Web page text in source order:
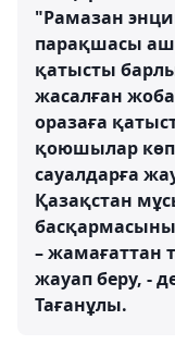
"Рамазан
парақшасы
қатысты
жасалған
оразаға
қоюшылар
сауалдарға
Қазақстан
– жамағаттан
жауап беру, -
Тағанұлы.